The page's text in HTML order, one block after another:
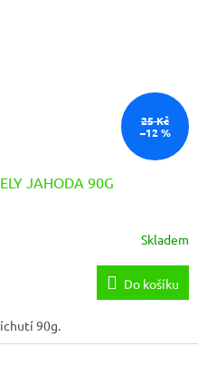
25 Kč
–12 %
JAHODA 90G
Skladem
Do košíku
90g.